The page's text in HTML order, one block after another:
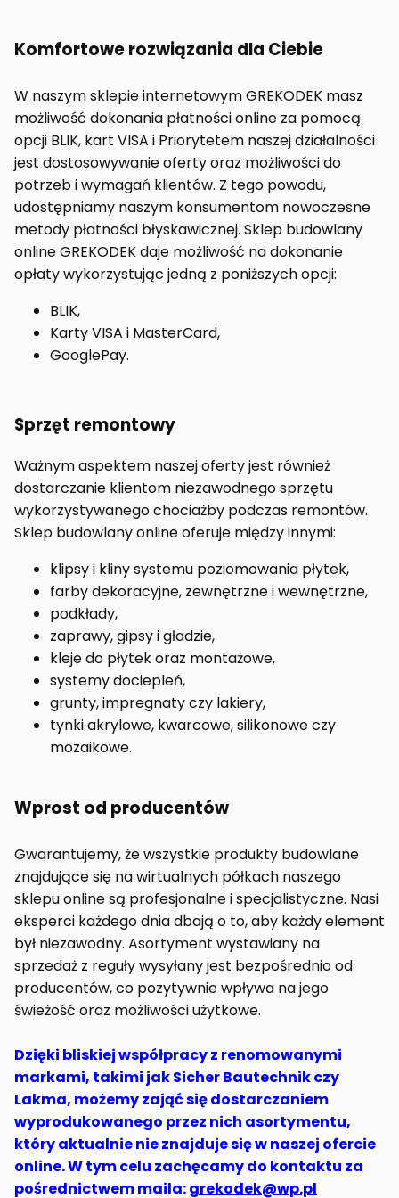
Komfortowe rozwiązania dla Ciebie
W naszym sklepie internetowym GREKODEK masz
możliwość dokonania płatności online za pomocą
opcji BLIK, kart VISA i Priorytetem naszej działalności
jest dostosowywanie oferty oraz możliwości do
potrzeb i wymagań klientów. Z tego powodu,
udostępniamy naszym konsumentom nowoczesne
metody płatności błyskawicznej. Sklep budowlany
online GREKODEK daje możliwość na dokonanie
opłaty wykorzystując jedną z poniższych opcji:
BLIK,
Karty VISA i MasterCard,
GooglePay.
Sprzęt remontowy
Ważnym aspektem naszej oferty jest również
dostarczanie klientom niezawodnego sprzętu
wykorzystywanego chociażby podczas remontów.
Sklep budowlany online oferuje między innymi:
klipsy i kliny systemu poziomowania płytek,
farby dekoracyjne, zewnętrzne i wewnętrzne,
podkłady,
zaprawy, gipsy i gładzie,
kleje do płytek oraz montażowe,
systemy dociepleń,
grunty, impregnaty czy lakiery,
tynki akrylowe, kwarcowe, silikonowe czy
mozaikowe.
Wprost od producentów
Gwarantujemy, że wszystkie produkty budowlane
znajdujące się na wirtualnych półkach naszego
sklepu online są profesjonalne i specjalistyczne. Nasi
eksperci każdego dnia dbają o to, aby każdy element
był niezawodny. Asortyment wystawiany na
sprzedaż z reguły wysyłany jest bezpośrednio od
producentów, co pozytywnie wpływa na jego
świeżość oraz możliwości użytkowe.
Dzięki bliskiej współpracy z renomowanymi
markami, takimi jak Sicher Bautechnik czy
Lakma, możemy zająć się dostarczaniem
wyprodukowanego przez nich asortymentu,
który aktualnie nie znajduje się w naszej ofercie
online. W tym celu zachęcamy do kontaktu za
pośrednictwem maila:grekodek@wp.pl